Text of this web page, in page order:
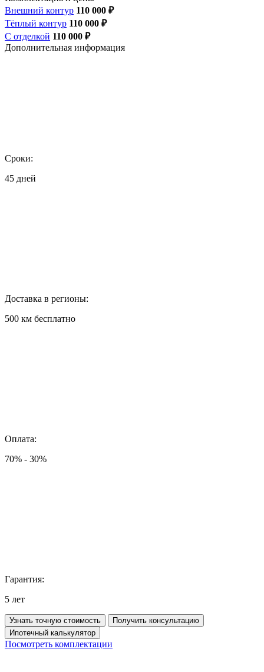
Внешний контур 110 000 ₽
Тёплый контур 110 000 ₽
С отделкой 110 000 ₽
Дополнительная информация
Сроки:
45 дней
Доставка в регионы:
500 км бесплатно
Оплата:
70% - 30%
Гарантия:
5 лет
Узнать точную стоимость
Получить консультацию
Ипотечный калькулятор
Посмотреть комплектации